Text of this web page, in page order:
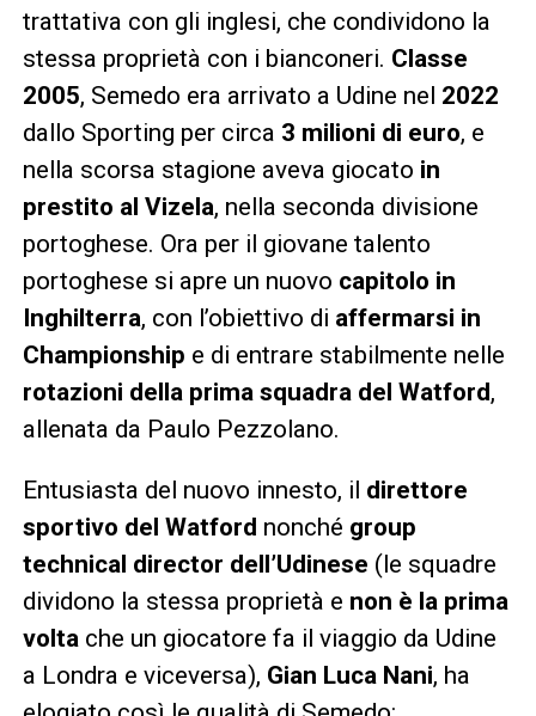
trattativa con gli inglesi, che condividono la
stessa proprietà con i bianconeri. Classe
2005, Semedo era arrivato a Udine nel 2022
dallo Sporting per circa 3 milioni di euro, e
nella scorsa stagione aveva giocato in
prestito al Vizela, nella seconda divisione
portoghese. Ora per il giovane talento
portoghese si apre un nuovo capitolo in
Inghilterra, con l’obiettivo di affermarsi in
Championship e di entrare stabilmente nelle
rotazioni della prima squadra del Watford,
allenata da Paulo Pezzolano.
Entusiasta del nuovo innesto, il direttore
sportivo del Watford nonché group
technical director dell’Udinese (le squadre
dividono la stessa proprietà e non è la prima
volta che un giocatore fa il viaggio da Udine
a Londra e viceversa), Gian Luca Nani, ha